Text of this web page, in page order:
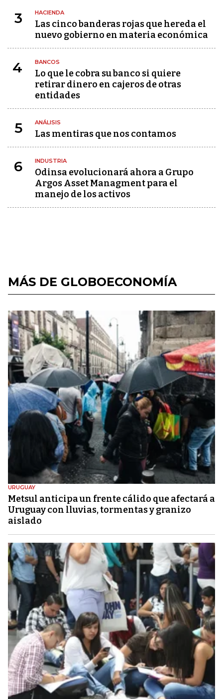
3 HACIENDA
Las cinco banderas rojas que hereda el
nuevo gobierno en materia económica
4 BANCOS
Lo que le cobra su banco si quiere
retirar dinero en cajeros de otras
entidades
5 ANÁLISIS
Las mentiras que nos contamos
6 INDUSTRIA
Odinsa evolucionará ahora a Grupo
Argos Asset Managment para el
manejo de los activos
MÁS DE GLOBOECONOMÍA
URUGUAY
Metsul anticipa un frente cálido que afectará a
Uruguay con lluvias, tormentas y granizo
aislado